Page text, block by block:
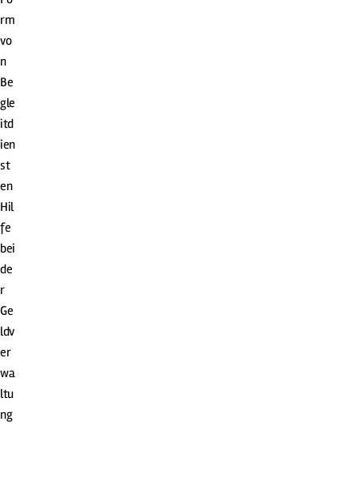
rm
vo
n
Be
gle
itd
ien
st
en
Hil
fe
bei
de
r
Ge
ldv
er
wa
ltu
ng